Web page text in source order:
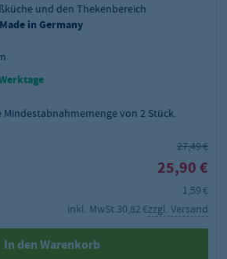
und den Thekenbereich
in Germany
Mindestabnahmemenge von 2 Stück.
27,49 €
25,90 €
1,59 €
inkl. MwSt.30,82 €zzgl. Versand
In den Warenkorb